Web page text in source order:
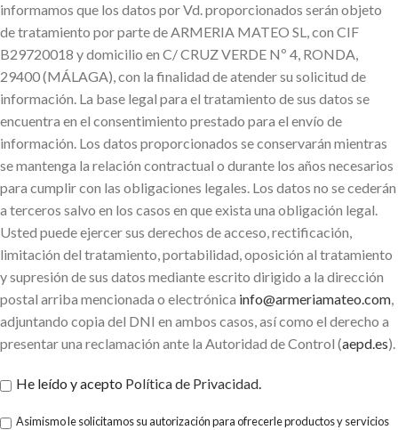
informamos que los datos por Vd. proporcionados serán objeto
de tratamiento por parte de ARMERIA MATEO SL, con CIF
B29720018 y domicilio en C/ CRUZ VERDE Nº 4, RONDA,
29400 (MÁLAGA), con la finalidad de atender su solicitud de
información. La base legal para el tratamiento de sus datos se
encuentra en el consentimiento prestado para el envío de
información. Los datos proporcionados se conservarán mientras
se mantenga la relación contractual o durante los años necesarios
para cumplir con las obligaciones legales. Los datos no se cederán
a terceros salvo en los casos en que exista una obligación legal.
Usted puede ejercer sus derechos de acceso, rectificación,
limitación del tratamiento, portabilidad, oposición al tratamiento
y supresión de sus datos mediante escrito dirigido a la dirección
postal arriba mencionada o electrónica info@armeriamateo.com,
adjuntando copia del DNI en ambos casos, así como el derecho a
presentar una reclamación ante la Autoridad de Control (aepd.es).
He leído y acepto Política de Privacidad.
Asimismo le solicitamos su autorización para ofrecerle productos y servicios